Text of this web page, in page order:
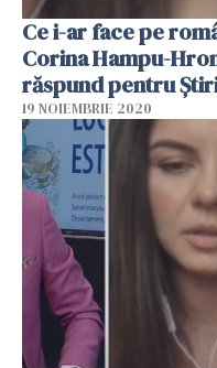
Ce i-ar face pe
Corina Hampu-
răspund pentru
19 NOIEMBRIE 2020